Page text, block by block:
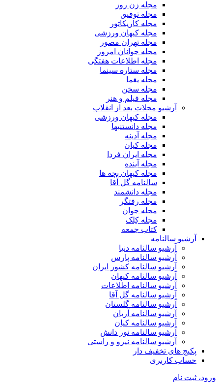
مجله زن روز
مجله توفیق
مجله کاریکاتور
مجله کیهان ورزشی
مجله تهران مصور
مجله جوانان امروز
مجله اطلاعات هفتگی
مجله ستاره سینما
مجله یغما
مجله سخن
مجله فیلم و هنر
آرشیو مجلات بعد از انقلاب
مجله کیهان ورزشی
مجله دانستنیها
مجله آدینه
مجله کیان
مجله ایران فردا
مجله آینده
مجله کیهان بچه ها
سالنامه گل آقا
مجله دانشمند
مجله رفتگر
مجله جوان
مجله کِلک
کتاب جمعه
آرشیو سالنامه
آرشیو سالنامه دنیا
آرشیو سالنامه پارس
آرشیو سالنامه کشور ایران
آرشیو سالنامه کیهان
آرشیو سالنامه اطلاعات
آرشیو سالنامه گل آقا
آرشیو سالنامه گلستان
آرشیو سالنامه آریان
آرشیو سالنامه کیان
آرشیو سالنامه نور دانش
آرشیو سالنامه نیرو و راستی
پکیج های تخفیف دار
حساب کاربری
ورود، ثبت نام